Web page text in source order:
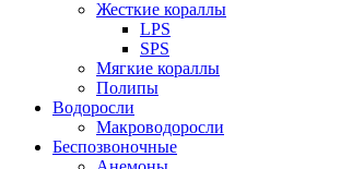
Жесткие кораллы
LPS
SPS
Мягкие кораллы
Полипы
Водоросли
Макроводоросли
Беспозвоночные